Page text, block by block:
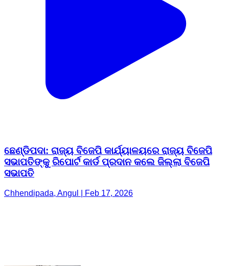
ଛେଣ୍ଡିପଦା: ରାଜ୍ୟ ବିଜେପି କାର୍ଯ୍ୟାଳୟରେ ରାଜ୍ୟ ବିଜେପି
ସଭାପତିଙ୍କୁ ରିପୋର୍ଟ କାର୍ଡ ପ୍ରଦାନ କଲେ ଜିଲ୍ଲା ବିଜେପି
ସଭାପତି
Chhendipada, Angul | Feb 17, 2026